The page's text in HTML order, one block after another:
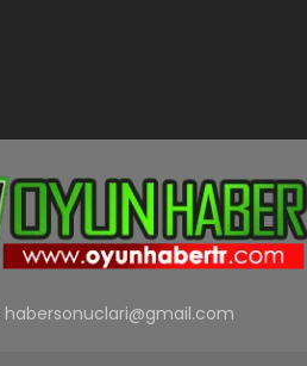
habersonuclari@gmail.com